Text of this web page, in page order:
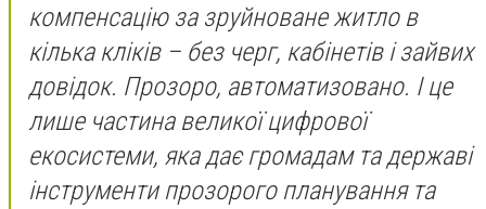
компенсацію за зруйноване житло в
кілька кліків – без черг, кабінетів і зайвих
довідок. Прозоро, автоматизовано. І це
лише частина великої цифрової
екосистеми, яка дає громадам та державі
інструменти прозорого планування та